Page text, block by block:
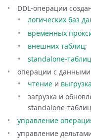
DDL-операции
логических баз
временных
внешних таблиц;
standalone-таблиц
операции с
чтение и
загрузка и
standalone-
управление
управление